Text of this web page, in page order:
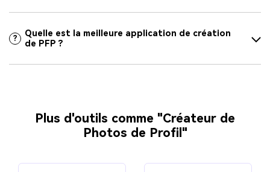
?
Quelle est la meilleure application de création
de PFP ?
Plus d'outils comme "Créateur de
Photos de Profil"